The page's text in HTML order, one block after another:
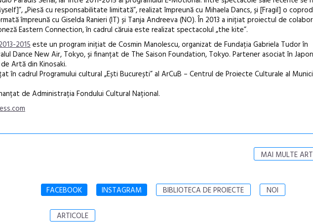
„Piesă cu responsabilitate limitată”, realizat împreună cu Mihaela Dancs, și [Fragil] o
împreună cu Giselda Ranieri (IT) și Tanja Andreeva (NO). În 2013 a inițiat proiectul de
Eastern Connection, în cadrul căruia este realizat spectacolul „the kite”.
2015este un program inițiat de Cosmin Manolescu, organizat de Fundația Gabriela Tudor în
Dance New Air, Tokyo, și finanțat de The Saison Foundation, Tokyo. Partener asociat în
Artă din Kinosaki.
în cadrul Programului cultural „Ești București” al ArCuB – Centrul de Proiecte Culturale al
de Administrația Fondului Cultural Național.
MAI MULTE
FACEBOOK INSTAGRAM BIBLIOTECA DE PROIECTE NOI
ARTICOLE